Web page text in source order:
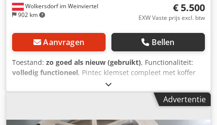
Wolkersdorf im Weinviertel
902 km
€ 5.500
EXW Vaste prijs excl. btw
Aanvragen Bellen
Toestand: zo goed als nieuw (gebruikt), Functionaliteit:
volledig functioneel, Pintec klemset compleet met koffer
Inclusief 2 extra elementen en accessoires Optioneel
(€150) M8 klemplaat 480x700x15mm Crsdpfxswpq H To
Advertentie